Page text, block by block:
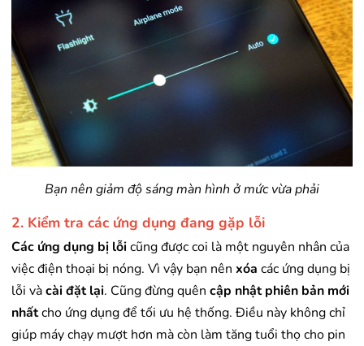
Bạn nên giảm độ sáng màn hình ở mức vừa phải
2. Kiểm tra các ứng dụng đang gặp lỗi
Các ứng dụng bị lỗicũng được coi là một nguyên nhân của
việc điện thoại bị nóng. Vì vậy bạn nên xóa các ứng dụng bị
lỗi vàcài đặt lại. Cũng đừng quên cập nhật phiên bản mới
nhấtcho ứng dụng để tối ưu hệ thống. Điều này không chỉ
giúp máy chạy mượt hơn mà còn làm tăng tuổi thọ cho pin